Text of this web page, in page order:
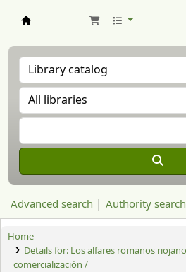
Advanced search Authority search
Home
Details for: Los alfares romanos
comercialización /